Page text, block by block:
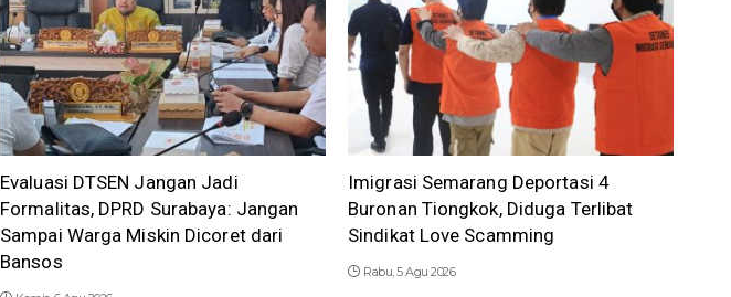
Evaluasi DTSEN Jangan Jadi
Formalitas, DPRD Surabaya: Jangan
Sampai Warga Miskin Dicoret dari
Bansos
Imigrasi Semarang Deportasi 4
Buronan Tiongkok, Diduga Terlibat
Sindikat Love Scamming
Rabu, 5 Agu 2026